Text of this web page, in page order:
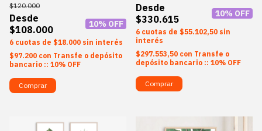
$108.000
$120.000
10% OFF
6 $18.000 sin interés
$97.200 con Transfe o depósito
bancario :: 10% OFF
Comprar
$330.615 10% OFF
6 $55.102,50 sin
interés
$297.553,50 con Transfe o
depósito bancario :: 10% OFF
Comprar